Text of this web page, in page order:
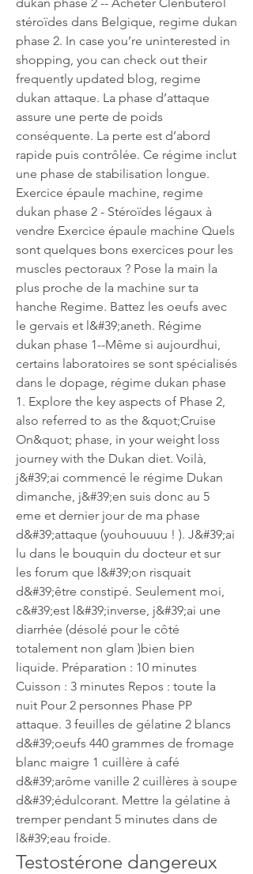
stéroïdes dans Belgique, regime dukan
phase 2. In case you’re uninterested in
shopping, you can check out their
frequently updated blog, regime
dukan attaque. La phase d’attaque
assure une perte de poids
conséquente. La perte est d’abord
rapide puis contrôlée. Ce régime inclut
une phase de stabilisation longue.
Exercice épaule machine, regime
dukan phase 2 - Stéroïdes légaux à
vendre Exercice épaule machine Quels
sont quelques bons exercices pour les
muscles pectoraux ? Pose la main la
plus proche de la machine sur ta
hanche Regime. Battez les oeufs avec
le gervais et l&#39;aneth. Régime
dukan phase 1--Même si aujourdhui,
certains laboratoires se sont spécialisés
dans le dopage, régime dukan phase
1. Explore the key aspects of Phase 2,
also referred to as the &quot;Cruise
On&quot; phase, in your weight loss
journey with the Dukan diet. Voilà,
j&#39;ai commencé le régime Dukan
dimanche, j&#39;en suis donc au 5
eme et dernier jour de ma phase
d&#39;attaque (youhouuuu ! ). J&#39;ai
lu dans le bouquin du docteur et sur
les forum que l&#39;on risquait
d&#39;être constipé. Seulement moi,
c&#39;est l&#39;inverse, j&#39;ai une
diarrhée (désolé pour le côté
totalement non glam )bien bien
liquide. Préparation : 10 minutes
Cuisson : 3 minutes Repos : toute la
nuit Pour 2 personnes Phase PP
attaque. 3 feuilles de gélatine 2 blancs
d&#39;oeufs 440 grammes de fromage
blanc maigre 1 cuillère à café
d&#39;arôme vanille 2 cuillères à soupe
d&#39;édulcorant. Mettre la gélatine à
tremper pendant 5 minutes dans de
l&#39;eau froide.
Testostérone dangereux